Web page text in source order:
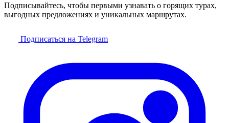
Подписывайтесь, чтобы первыми узнавать о горящих турах,
выгодных предложениях и уникальных маршрутах.
Подписаться на Telegram